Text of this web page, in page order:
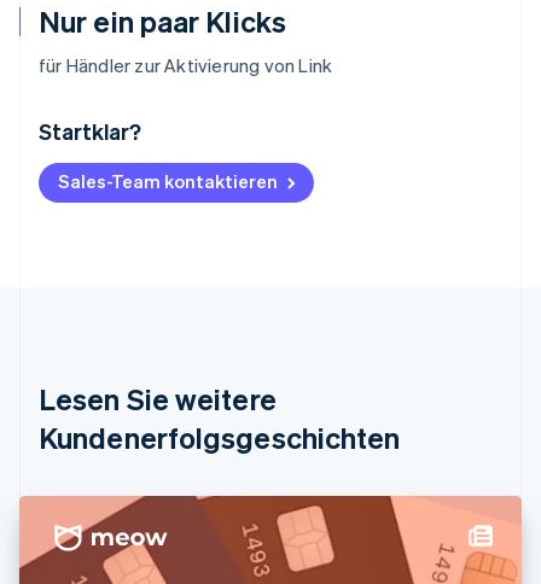
Nur ein paar Klicks
für Händler zur Aktivierung von Link
Startklar?
Sales-Team kontaktieren
Lesen Sie weitere
Kundenerfolgsgeschichten
Australien
Belgien
NederlandsFrançaisDeutschEnglish
DeutschEnglish
English
简体中文English
Finnland
EnglishSvenska
Frankreich